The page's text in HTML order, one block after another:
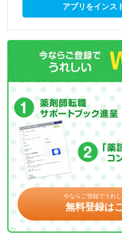
アプリをインス
今ならご登録でうれし
無料登録は